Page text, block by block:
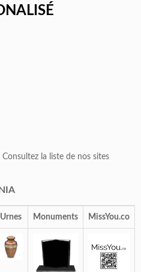
la liste de nos sites
Urnes Monuments MissYou.co